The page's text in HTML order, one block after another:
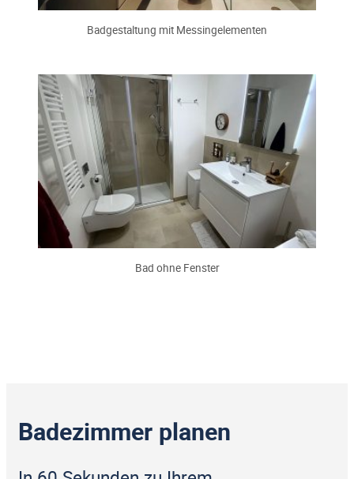
Badgestaltung mit Messingelementen
Bad ohne Fenster
Badezimmer planen